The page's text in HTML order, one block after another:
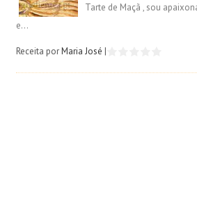
Tarte de Maçã , sou
e...
Receita porMaria José |